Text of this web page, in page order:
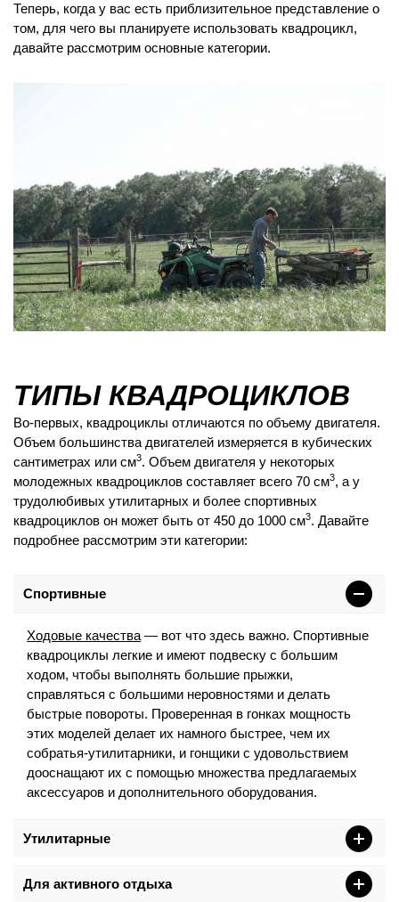
Теперь, когда у вас есть приблизительное представление о
том, для чего вы планируете использовать квадроцикл,
давайте рассмотрим основные категории.
ТИПЫ КВАДРОЦИКЛОВ
Во-первых, квадроциклы отличаются по объему двигателя.
Объем большинства двигателей измеряется в кубических
сантиметрах или см3. Объем двигателя у некоторых
молодежных квадроциклов составляет всего 70 см3, а у
трудолюбивых утилитарных и более спортивных
квадроциклов он может быть от 450 до 1000 см3. Давайте
подробнее рассмотрим эти категории:
Спортивные
Ходовые качества — вот что здесь важно. Спортивные
квадроциклы легкие и имеют подвеску с большим
ходом, чтобы выполнять большие прыжки,
справляться с большими неровностями и делать
быстрые повороты. Проверенная в гонках мощность
этих моделей делает их намного быстрее, чем их
собратья-утилитарники, и гонщики с удовольствием
дооснащают их с помощью множества предлагаемых
аксессуаров и дополнительного оборудования.
Утилитарные
Для активного отдыха